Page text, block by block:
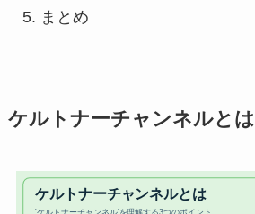
まとめ
ケルトナーチャンネルとは